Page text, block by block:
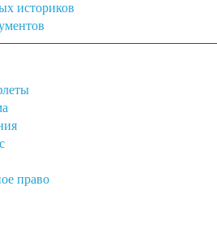
историков
право